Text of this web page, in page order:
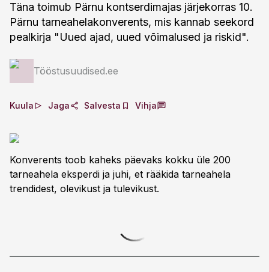
Täna toimub Pärnu kontserdimajas järjekorras 10.
Pärnu tarneahelakonverents, mis kannab seekord
pealkirja "Uued ajad, uued võimalused ja riskid".
Tööstusuudised.ee
Kuula Jaga Salvesta Vihja
Konverents toob kaheks päevaks kokku üle 200
tarneahela eksperdi ja juhi, et rääkida tarneahela
trendidest, olevikust ja tulevikust.